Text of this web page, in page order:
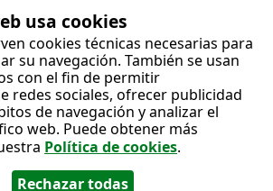
usa cookies
cookies técnicas necesarias para
su navegación. También se usan
con el fin de permitir
redes sociales, ofrecer publicidad
de navegación y analizar el
web. Puede obtener más
Política de cookies.